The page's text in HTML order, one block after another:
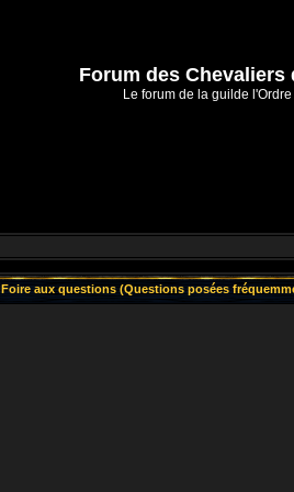
Forum des
Le forum de la guilde
Foire aux questions (Questions posées